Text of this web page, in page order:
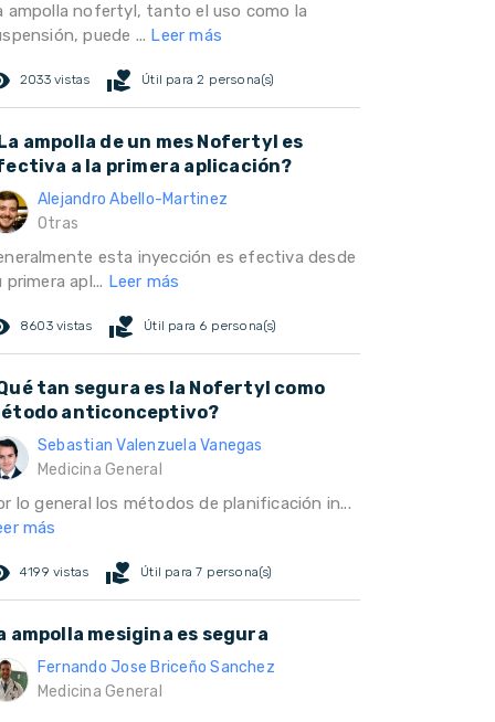
ampolla nofertyl, tanto el uso como la
puede ... Leer más
2033 vistas volunteer_activism Útil para 2 persona(s)
ampolla de un mes Nofertyl es
a la primera aplicación?
Alejandro Abello-Martinez
Otras
esta inyección es efectiva desde
primera apl... Leer más
8603 vistas volunteer_activism Útil para 6 persona(s)
tan segura es la Nofertyl como
anticonceptivo?
Sebastian Valenzuela Vanegas
Medicina General
lo general los métodos de planificación in...
más
4199 vistas volunteer_activism Útil para 7 persona(s)
ampolla mesigina es segura
Fernando Jose Briceño Sanchez
Medicina General